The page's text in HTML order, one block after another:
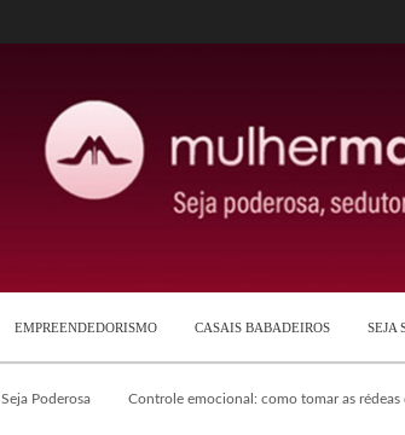
EMPREENDEDORISMO CASAIS BABADEIROS SEJA
Seja Poderosa Controle emocional: como tomar as